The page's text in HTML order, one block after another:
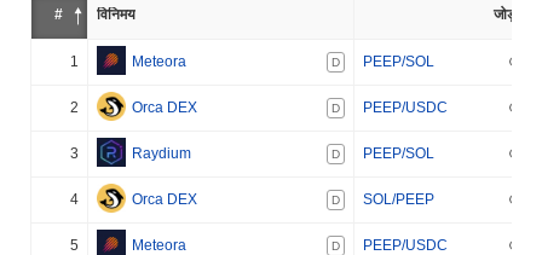
# विनिमय जोड़ा
1 Meteora D PEEP/SOL
2 Orca DEX D PEEP/USDC
3 Raydium D PEEP/SOL
4 Orca DEX D SOL/PEEP
5 Meteora D PEEP/USDC